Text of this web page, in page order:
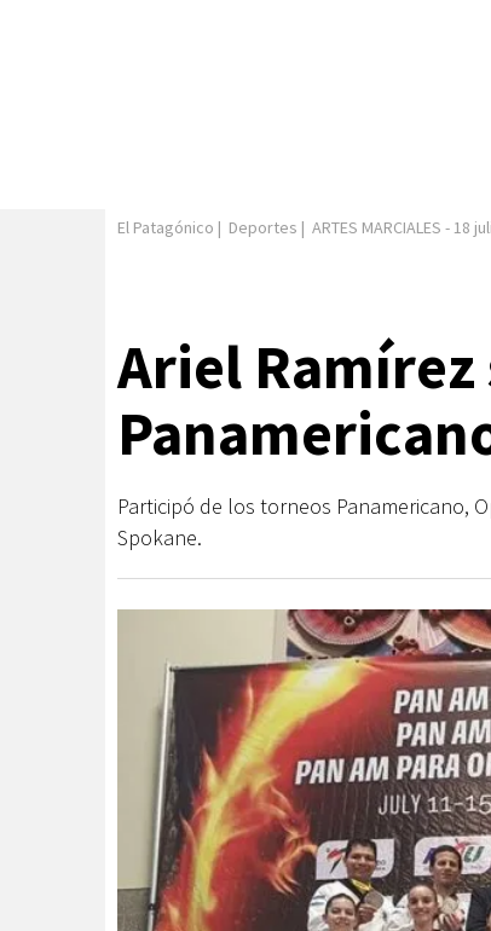
El Patagónico | Deportes | ARTES MARCIALES - 18
Ariel Ramírez
Participó de los torneos Panamericano,
Spokane.